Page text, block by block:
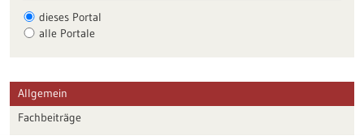
dieses Portal
alle Portale
Allgemein
Fachbeiträge